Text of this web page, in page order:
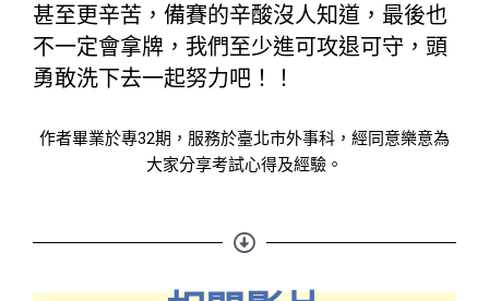
甚至更辛苦，備賽的辛酸沒人知道，最後也
不一定會拿牌，我們至少進可攻退可守，頭
勇敢洗下去一起努力吧！！
作者畢業於專32期 ，服務於臺北市外事科 ， 經同意樂意為
大家分享考試心得及經驗。